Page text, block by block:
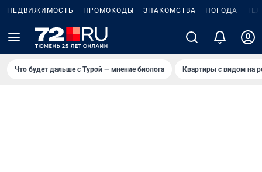
НЕДВИЖИМОСТЬ ПРОМОКОДЫ ЗНАКОМСТВА ПОГОДА
Что будет дальше с Турой — мнение биолога Квартиры с видом на